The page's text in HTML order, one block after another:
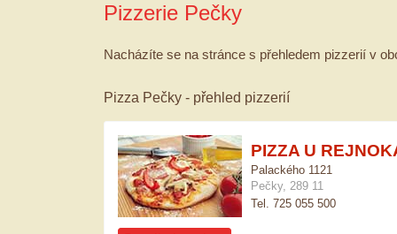
Pizzerie Pečky
Nacházíte se na stránce s přehledem pizzerií v
Pizza Pečky - přehled pizzerií
PIZZA U
Palackého 1121
Pečky, 289 11
Tel. 725 055 500